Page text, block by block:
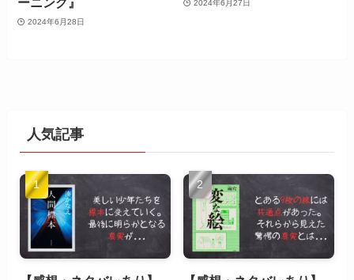
2024年6月28日
2024年6月27日
人気記事